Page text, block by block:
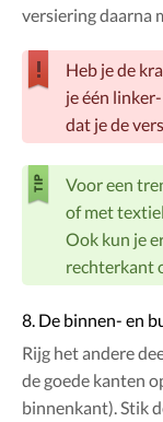
versiering daarna
Heb je de
je één
dat je de
Voor een
of met
Ook kun je
rechterkant
8. De binnen- en
Rijg het andere
de goede kanten
binnenkant). Stik